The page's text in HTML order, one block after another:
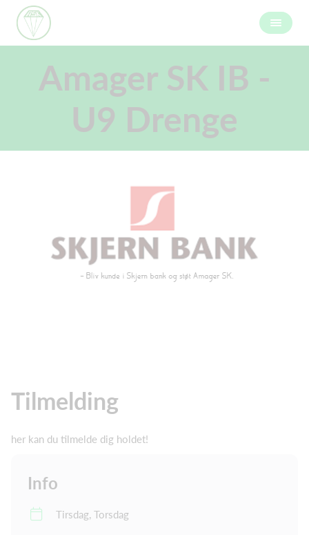
Amager SK IB -
U9 Drenge
Tilmelding
her kan du tilmelde dig holdet!
Info
Tirsdag, Torsdag